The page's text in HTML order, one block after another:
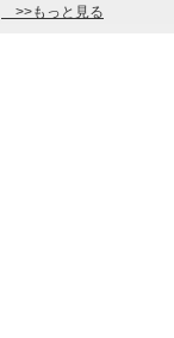
>>もっと見る